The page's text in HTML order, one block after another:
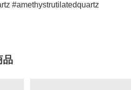
#amethystrutilatedquartz
品